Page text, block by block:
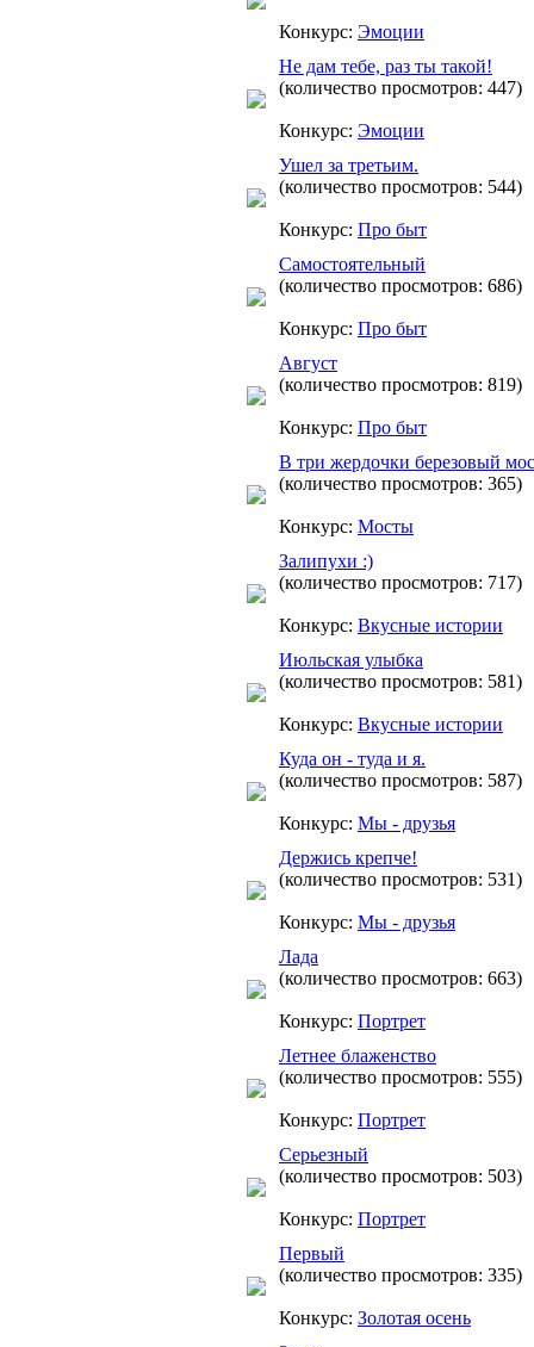
Конкурс: Эмоции
Не дам тебе, раз ты такой!
(количество просмотров: 447)
Конкурс: Эмоции
Ушел за третьим.
(количество просмотров: 544)
Конкурс: Про быт
Самостоятельный
(количество просмотров: 686)
Конкурс: Про быт
Август
(количество просмотров: 819)
Конкурс: Про быт
В три жердочки березовый
(количество просмотров: 365)
Конкурс: Мосты
Залипухи :)
(количество просмотров: 717)
Конкурс: Вкусные истории
Июльская улыбка
(количество просмотров: 581)
Конкурс: Вкусные истории
Куда он - туда и я.
(количество просмотров: 587)
Конкурс: Мы - друзья
Держись крепче!
(количество просмотров: 531)
Конкурс: Мы - друзья
Лада
(количество просмотров: 663)
Конкурс: Портрет
Летнее блаженство
(количество просмотров: 555)
Конкурс: Портрет
Серьезный
(количество просмотров: 503)
Конкурс: Портрет
Первый
(количество просмотров: 335)
Конкурс: Золотая осень